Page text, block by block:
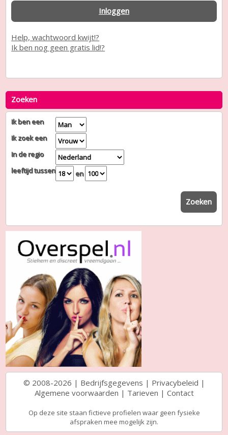
Inloggen
Help, wachtwoord kwijt!?
Ik ben nog geen gratis lid!?
Zoeken
Ik ben een
Ik zoek een
In de regio
leeftijd tussen
en
Zoeken
© 2008-2026 | Bedrijfsgegevens | Privacybeleid |
Algemene voorwaarden | Tarieven | Contact
Op deze site staan fictieve profielen waar geen fysieke
afspraken mee mogelijk zijn.